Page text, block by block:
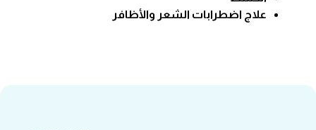
علاج اضطرابات الشعر والأظافر